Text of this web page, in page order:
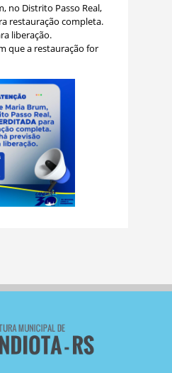
no Distrito Passo Real,
restauração completa.
liberação.
que a restauração for